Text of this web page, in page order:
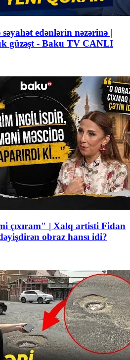
edənlərin nəzərinə |
güzəşt - Baku TV CANLI
çıxıram" | Xalq artisti Fidan
obraz hansı idi?